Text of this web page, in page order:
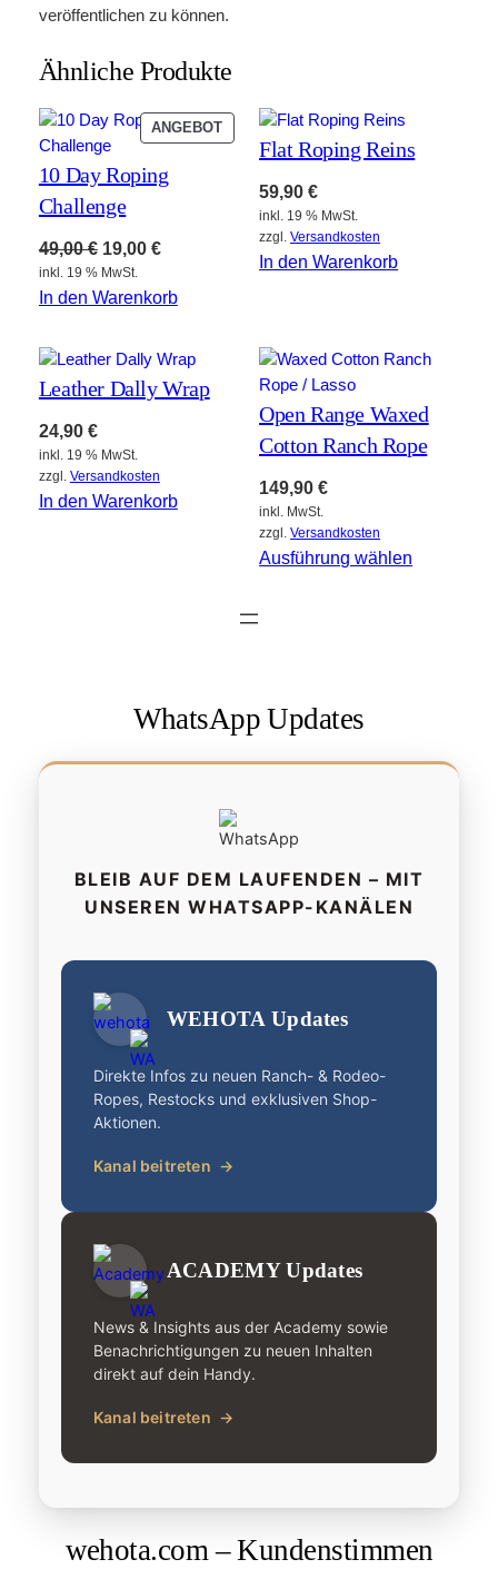
veröffentlichen zu können.
Ähnliche Produkte
ANGEBOTPRODUKT
IM
10 Day Roping
Challenge
49,00€ Ursprünglicher
Preis
war:
19,00 €Aktueller
ist:
inkl. 19 % MwSt.
In den Warenkorb
Flat Roping Reins
59,90€
inkl. 19 % MwSt.
zzgl.Versandkosten
In den Warenkorb
Leather Dally Wrap
24,90 €
inkl. 19 % MwSt.
zzgl. Versandkosten
In den Warenkorb
Open Range Waxed
Cotton Ranch Rope
149,90€
inkl. MwSt.
zzgl.Versandkosten
Ausführung wählen
WhatsApp Updates
BLEIB AUF DEM LAUFENDEN – MIT
UNSEREN WHATSAPP-KANÄLEN
WEHOTA Updates
Direkte Infos zu neuen Ranch- & Rodeo-
Ropes, Restocks und exklusiven Shop-
Aktionen.
Kanal beitreten →
ACADEMY Updates
News & Insights aus der Academy sowie
Benachrichtigungen zu neuen Inhalten
direkt auf dein Handy.
Kanal beitreten →
wehota.com – Kundenstimmen